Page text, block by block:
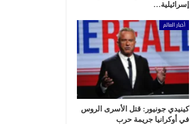
إسرائيلية…
أخبار العالم
كينيدي جونيور: قتل الأسرى الروس
في أوكرانيا جريمة حرب